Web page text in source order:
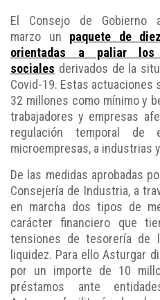
El Consejo de Gobierno
marzo un paquete de
orientadas a paliar
sociales derivados de la
Covid-19. Estas actuaciones
32 millones como mínimo y
trabajadores y empresas
regulación temporal de
microempresas, a industrias
De las medidas aprobadas
Consejería de Industria, a
en marcha dos tipos de
carácter financiero que
tensiones de tesorería de
liquidez. Para ello Asturgar
por un importe de 10
préstamos ante